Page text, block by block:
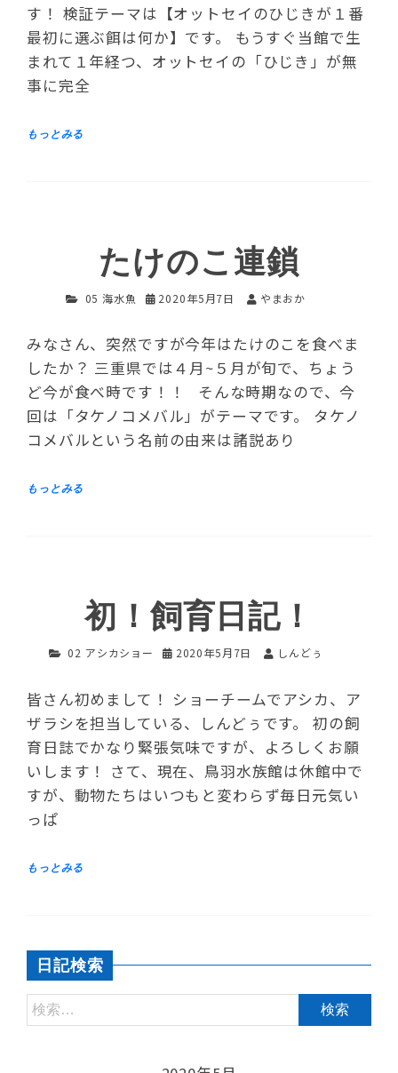
す！ 検証テーマは【オットセイのひじきが１番
最初に選ぶ餌は何か】です。 もうすぐ当館で生
まれて１年経つ、オットセイの「ひじき」が無
事に完全
たけのこ連鎖
05 海水魚 2020年5月7日 やまおか
みなさん、突然ですが今年はたけのこを食べま
したか？ 三重県では４月~５月が旬で、ちょう
ど今が食べ時です！！ そんな時期なので、今
回は「タケノコメバル」がテーマです。 タケノ
コメバルという名前の由来は諸説あり
初！飼育日記！
02 アシカショー 2020年5月7日 しんどぅ
皆さん初めまして！ ショーチームでアシカ、ア
ザラシを担当している、しんどぅです。 初の飼
育日誌でかなり緊張気味ですが、よろしくお願
いします！ さて、現在、鳥羽水族館は休館中で
すが、動物たちはいつもと変わらず毎日元気い
っぱ
日記検索